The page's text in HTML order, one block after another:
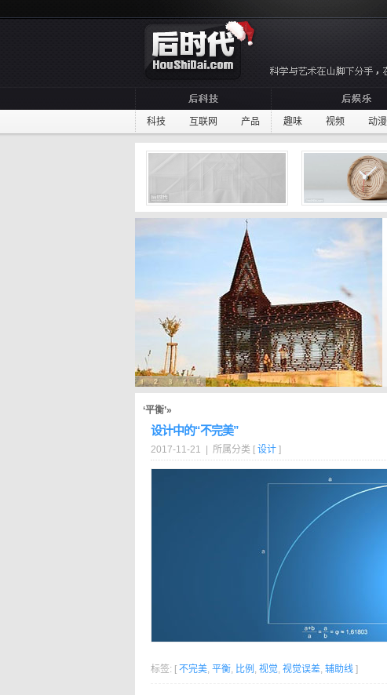
科技 互联网 产品 趣味 视频 动漫
‘平衡’»
设计中的“不完美”
2017-11-21 | 所属分类 [ 设计 ]
标签: [ 不完美, 平衡, 比例 , 视觉, 视觉误差, 辅助线 ]